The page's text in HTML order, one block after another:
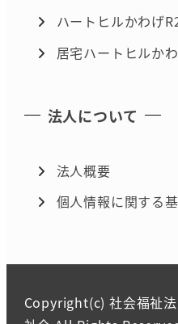
ハートヒルかわげ
居宅ハートヒルか
法人について
法人概要
個人情報に関する
Copyright(c) 社会福祉